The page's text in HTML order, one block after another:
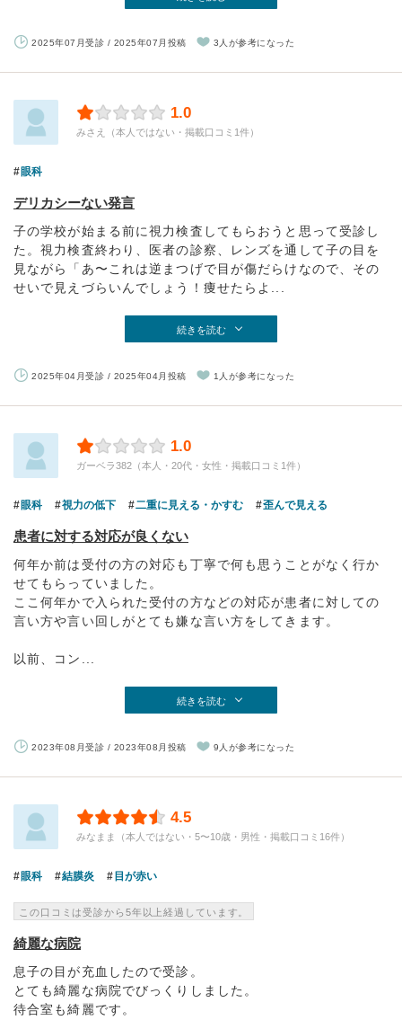
2025年07月受診 / 2025年07月投稿 3人が参考になった
1.0
みさえ（本人ではない・掲載口コミ1件）
眼科
デリカシーない発言
子の学校が始まる前に視力検査してもらおうと思って受診し
た。視力検査終わり、医者の診察、レンズを通して子の目を
見ながら「あ〜これは逆まつげで目が傷だらけなので、その
せいで見えづらいんでしょう！痩せたらよ...
続きを読む
2025年04月受診 / 2025年04月投稿 1人が参考になった
1.0
ガーベラ382（本人・20代・女性・掲載口コミ1件）
眼科 視力の低下 二重に見える・かすむ 歪んで見える
患者に対する対応が良くない
何年か前は受付の方の対応も丁寧で何も思うことがなく行か
せてもらっていました。
ここ何年かで入られた受付の方などの対応が患者に対しての
言い方や言い回しがとても嫌な言い方をしてきます。
以前、コン...
続きを読む
2023年08月受診 / 2023年08月投稿 9人が参考になった
4.5
みなまま（本人ではない・5〜10歳・男性・掲載口コミ16件）
眼科 結膜炎 目が赤い
この口コミは受診から5年以上経過しています。
綺麗な病院
息子の目が充血したので受診。
とても綺麗な病院でびっくりしました。
待合室も綺麗です。